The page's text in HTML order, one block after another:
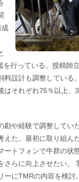
成
行っている。授精師
料設計も調整している
はそれぞれ75％以上、
勘や経験で調整してい
えた。最初に取り組ん
ートフォンで牛群の状
さらに向上させたい。
ーにTMRの内容を検